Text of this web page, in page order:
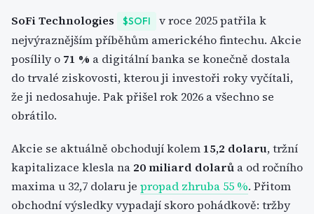
SoFi Technologies $SOFI
v roce 2025 patřila k
nejvýraznějším příběhům amerického fintechu. Akcie
posílily o 71 % a digitální banka se konečně dostala
do trvalé ziskovosti, kterou ji investoři roky vyčítali,
že ji nedosahuje. Pak přišel rok 2026 a všechno se
obrátilo.
Akcie se aktuálně obchodují kolem 15,2 dolaru, tržní
kapitalizace klesla na 20 miliard dolarů a od ročního
maxima u 32,7 dolaru je propad zhruba 55 %. Přitom
obchodní výsledky vypadají skoro pohádkově: tržby